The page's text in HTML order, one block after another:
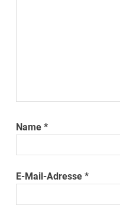
Name*
E-Mail-Adresse*